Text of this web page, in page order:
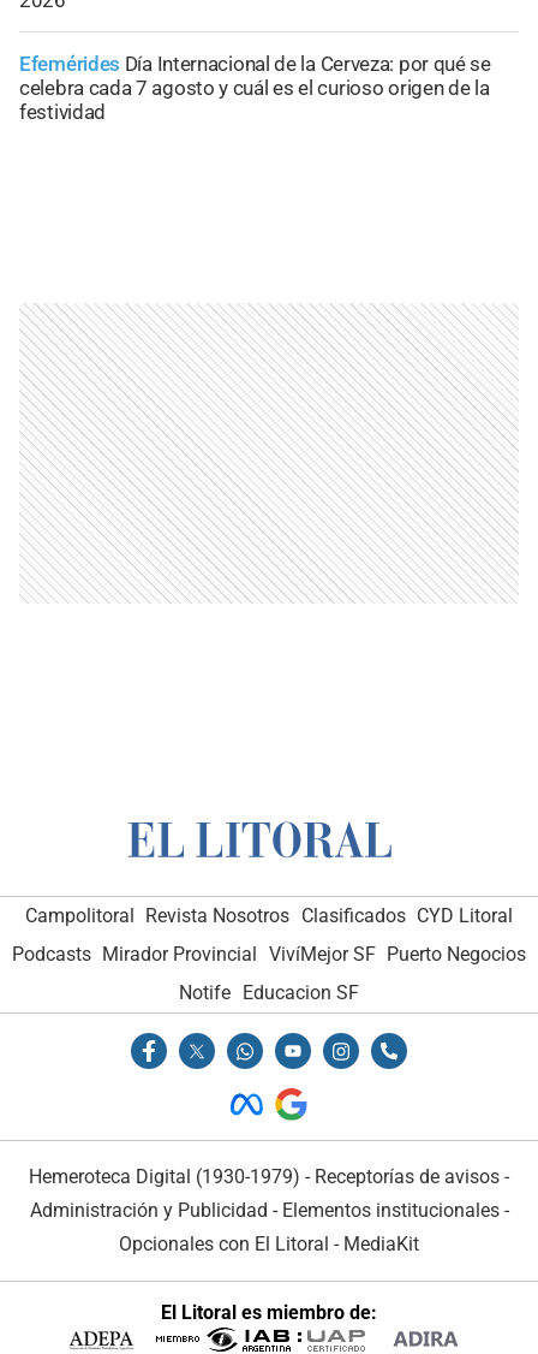
Efemérides Día Internacional de la Cerveza: por qué se
celebra cada 7 agosto y cuál es el curioso origen de la
festividad
Campolitoral Revista Nosotros Clasificados CYD Litoral
Podcasts Mirador Provincial VivíMejor SF Puerto Negocios
Notife Educacion SF
Hemeroteca Digital (1930-1979) - Receptorías de avisos -
Administración y Publicidad - Elementos institucionales-
Opcionales con El Litoral - MediaKit
El Litoral es miembro de: